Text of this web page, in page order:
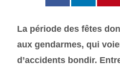
La période des fêtes
aux gendarmes, qui
d’accidents bondir.